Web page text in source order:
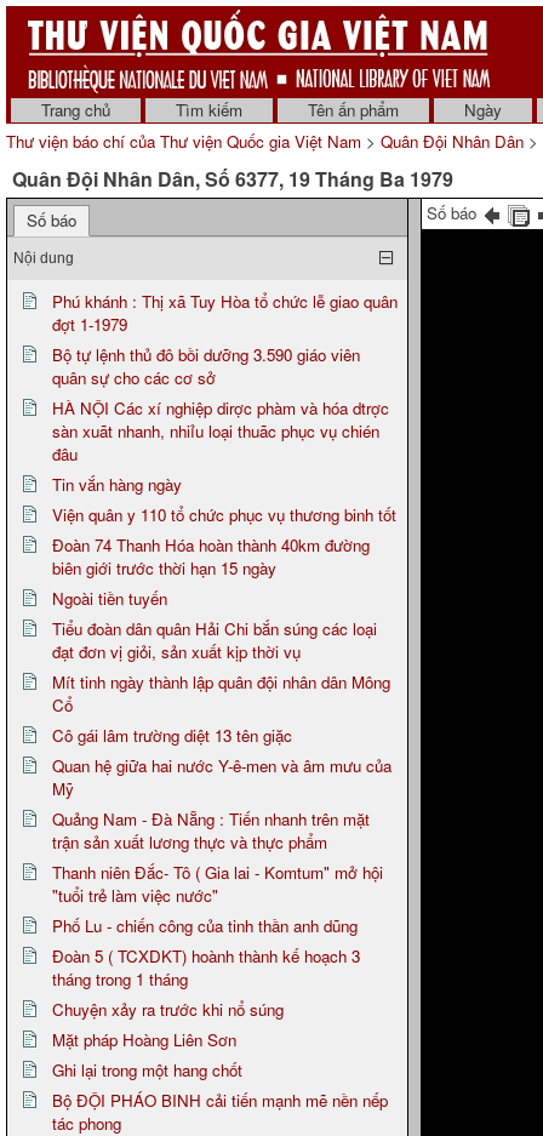
Trang chủ Tìm kiếm Tên ấn phẩm
Ngày
Thư viện báo chí của Thư viện Quốc gia Việt Nam > Quân Đội Nhân Dân >
Quân Đội Nhân Dân, Số 6377, 19 Tháng Ba 1979
Số báo
Nội dung
Phú khánh : Thị xã Tuy Hòa tổ chức lễ giao quân
đợt 1-1979
Bộ tự lệnh thủ đô bồi dưỡng 3.590 giáo viên
quân sự cho các cơ sở
HÀ NỘI Các xí nghiệp dirợc phàm và hóa dtrợc
sàn xuãt nhanh, nhiỉu loại thuãc phục vụ chién
đâu
Tin vắn hàng ngày
Viện quân y 110 tổ chức phục vụ thương binh tốt
Đoàn 74 Thanh Hóa hoàn thành 40km đường
biên giới trước thời hạn 15 ngày
Ngoài tiền tuyến
Tiểu đoàn dân quân Hải Chi bắn súng các loại
đạt đơn vị giỏi, sản xuất kịp thời vụ
Mít tinh ngày thành lập quân đội nhân dân Mông
Cổ
Cô gái lâm trường diệt 13 tên giặc
Quan hệ giữa hai nước Y-ê-men và âm mưu của
Mỹ
Quảng Nam - Đà Nẵng : Tiến nhanh trên mặt
trận sản xuất lương thực và thực phẩm
Thanh niên Đắc- Tô ( Gia lai - Komtum" mở hội
"tuổi trẻ làm việc nước"
Phố Lu - chiến công của tinh thần anh dũng
Đoàn 5 ( TCXDKT) hoành thành kế hoạch 3
tháng trong 1 tháng
Chuyện xảy ra trước khi nổ súng
Mặt pháp Hoàng Liên Sơn
Ghi lại trong một hang chốt
Bộ ĐỘI PHÁO BINH cải tiến mạnh mẽ nền nếp
tác phong
Số báo